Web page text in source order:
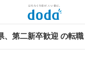
、第二新卒歓迎 の転